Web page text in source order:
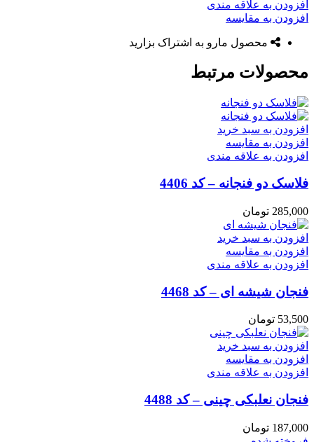
افزودن به علاقه مندی
افزودن به مقایسه
محصول مارو به اشتراک بزارید
محصولات مرتبط
افزودن به سبد خرید
افزودن به مقایسه
افزودن به علاقه مندی
فلاسک دو فنجانه – کد 4406
285,000 تومان
افزودن به سبد خرید
افزودن به مقایسه
افزودن به علاقه مندی
فنجان شیشه ای – کد 4468
53,500 تومان
افزودن به سبد خرید
افزودن به مقایسه
افزودن به علاقه مندی
فنجان نعلبکی چینی – کد 4488
187,000 تومان